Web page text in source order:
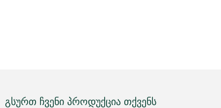
გსურთ ჩვენი პროდუქცია თქვენს